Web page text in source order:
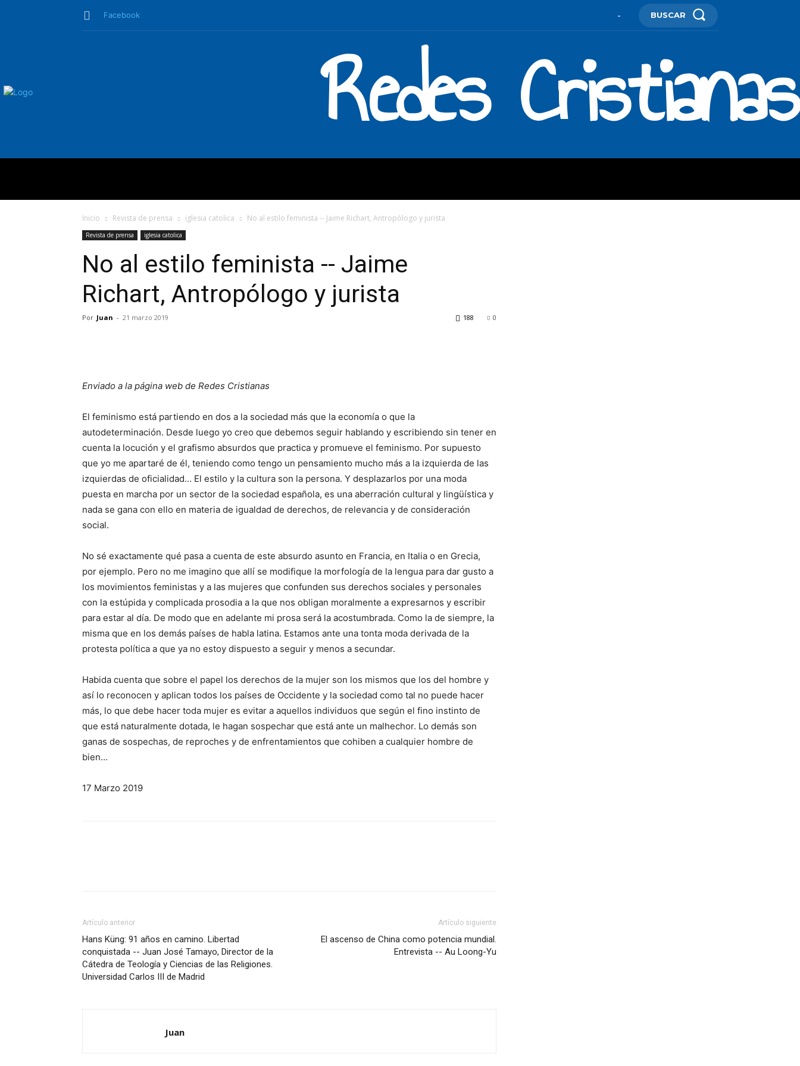
Facebook - BUSCAR
Redes Cristianas
Inicio Revista de prensa iglesia catolica No al estilo feminista -- Jaime Richart, Antropólogo y jurista
Revista de prensa iglesia catolica
No al estilo feminista -- Jaime
Richart, Antropólogo y jurista
Por Juan - 21 marzo 2019 0
188
Enviado a la página web de Redes Cristianas
El feminismo está partiendo en dos a la sociedad más que la eco­nomía o que la
autodeterminación. Desde luego yo creo que debe­mos seguir hablando y escribiendo sin tener en
cuenta la lo­cución y el grafismo absurdos que practica y promueve el femi­nismo. Por su­puesto
que yo me apartaré de él, teniendo como tengo un pensa­miento mucho más a la izquierda de las
izquier­das de oficialidad… El estilo y la cultura son la persona. Y despla­zarlos por una moda
puesta en marcha por un sec­tor de la sociedad española, es una abe­rración cultural y lingüís­tica y
nada se gana con ello en mate­ria de igualdad de derechos, de relevancia y de consideración
social.
No sé exactamente qué pasa a cuenta de este absurdo asunto en Francia, en Italia o en Grecia,
por ejemplo. Pero no me imagino que allí se modifique la morfología de la lengua para dar gusto a
los movimientos feministas y a las mujeres que confunden sus de­re­chos sociales y personales
con la estúpida y complicada pro­sodia a la que nos obligan moralmente a expresarnos y escribir
para estar al día. De modo que en adelante mi prosa será la acos­tumbrada. Como la de siempre, la
misma que en los demás países de habla la­tina. Estamos ante una tonta moda derivada de la
protesta política a que ya no estoy dispuesto a seguir y menos a se­cundar.
Habida cuenta que sobre el papel los derechos de la mujer son los mismos que los del hombre y
así lo reconocen y aplican to­dos los países de Occidente y la sociedad como tal no puede hacer
más, lo que debe hacer toda mujer es evitar a aquellos indi­viduos que según el fino instinto de
que está naturalmente do­tada, le hagan sos­pechar que está ante un malhechor. Lo de­más son
ganas de sospe­chas, de reproches y de enfrentamientos que cohiben a cual­quier hombre de
bien…
17 Marzo 2019
Artículo anterior
Hans Küng: 91 años en camino. Libertad
conquistada -- Juan José Tamayo, Director de la
Cátedra de Teología y Ciencias de las Religiones.
Universidad Carlos III de Madrid
Artículo siguiente
El ascenso de China como potencia mundial.
Entrevista -- Au Loong-Yu
Juan